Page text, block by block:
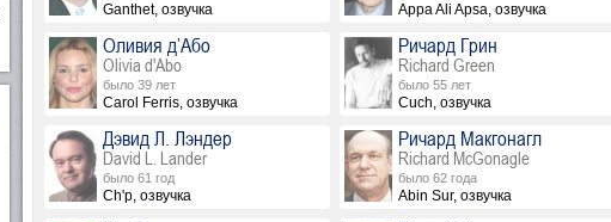
Ganthet, озвучка Appa Ali Apsa, озвучка
Оливия д’Або
Olivia d'Abo
было 39 лет
Carol Ferris, озвучка
Ричард Грин
Richard Green
было 55 лет
Cuch, озвучка
Дэвид Л. Лэндер
David L. Lander
было 61 год
Ch'p, озвучка
Ричард Макгонагл
Richard McGonagle
было 62 года
Abin Sur, озвучка